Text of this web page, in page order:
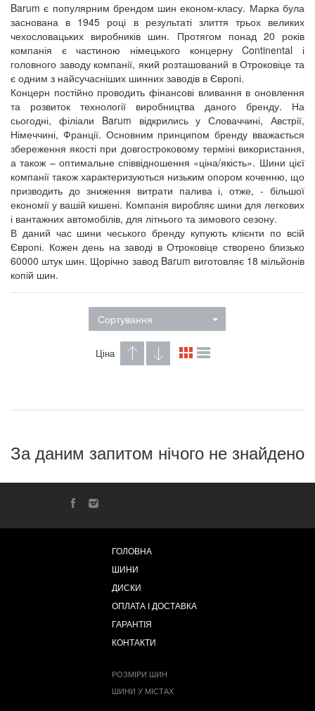
Barum є популярним брендом шин економ-класу. Марка була
заснована в 1945 році в результаті злиття трьох великих
чехословацьких виробників шин. Протягом понад 20 років
компанія є частиною німецького концерну Continental і
головного заводу компанії, який розташований в Отроковіце та
є одним з найсучасніших шинних заводів в Європі.
Концерн постійно проводить фінансові вливання в оновлення
та розвиток технології виробництва даного бренду. На
сьогодні, філіали Barum відкрились у Словаччині, Австрії,
Німеччині, Франції. Основним принципом бренду вважається
збереження якості при довгостроковому терміні використання,
а також – оптимальне співвідношення «ціна/якість». Шини цієї
компанії також характеризуються низьким опором коченню, що
призводить до зниження витрати палива і, отже, - більшої
економії у вашій кишені. Компанія виробляє шини для легкових
і вантажних автомобілів, для літнього та зимового сезону.
В даний час шини чеського бренду купують клієнти по всій
Європі. Кожен день на заводі в Отроковіце створено близько
60000 штук шин. Щорічно завод Barum виготовляє 18 мільйонів
копій шин.
Сортування
Ціна
За даним запитом нічого не знайдено
ГОЛОВНА
ШИНИ
ДИСКИ
ОПЛАТА І ДОСТАВКА
ГАРАНТІЯ
КОНТАКТИ
РОЗМІРИ ШИН
ШИНИ У МІСТАХ